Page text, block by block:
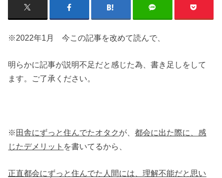
※2022年1月 今この記事を改めて読んで、
明らかに記事が説明不足だと感じた為、書き足しをして
ます。ご了承ください。
※田舎にずっと住んでたオタク が、都会に出た際に、感
じたデメリット を書いてるから、
正直都会にずっと住んでた人間には、理解不能だと思い